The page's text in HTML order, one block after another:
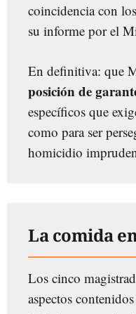
coincidencia con
su informe por el
En definitiva: que
posición de
específicos que
como para ser
homicidio
La comida
Los cinco
aspectos